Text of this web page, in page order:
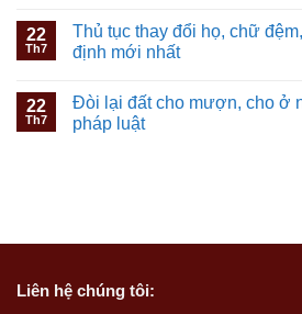
22
Th7
Thủ tục thay đổi họ, chữ
định mới nhất
22
Th7
Đòi lại đất cho mượn, cho ở
pháp luật
Liên hệ chúng tôi: